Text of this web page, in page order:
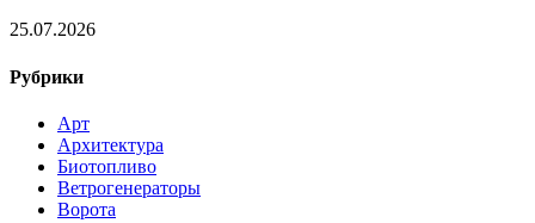
25.07.2026
Рубрики
Арт
Архитектура
Биотопливо
Ветрогенераторы
Ворота